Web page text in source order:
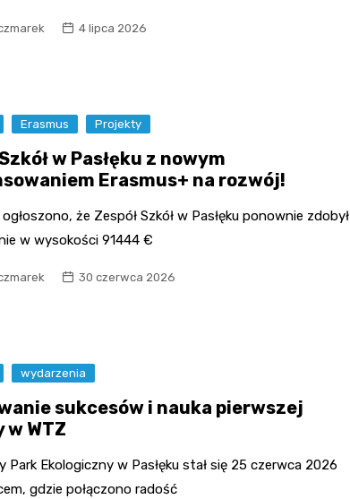
4 lipca 2026
Erasmus Projekty
w Pasłęku z nowym
Erasmus+ na rozwój!
że Zespół Szkół w Pasłęku ponownie zdobył
w wysokości 91444 €
30 czerwca 2026
wydarzenia
sukcesów i nauka pierwszej
w WTZ
Park Ekologiczny w Pasłęku stał się 25 czerwca 2026
gdzie połączono radość